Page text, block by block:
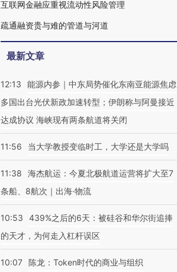
互联网金融应重视流动性风险管理
疏通融资贵与难的管道与河道
最新文章
12:13
能源内参｜中东局势催化东南亚能源焦虑
多国出台光伏新政加速转型；伊朗称与阿曼接近
达成协议 海峡现有两条航道将关闭
11:56 当大学教授变临时工，大学还是大学吗
11:38
海杰航运：今夏北极航道运营将扩大至7
条船、8航次｜出海·物流
10:53
439%之后的6天：被硅谷和华尔街追捧
的天才，为何走入杠杆误区
10:07 陈龙：Token时代的商业与组织